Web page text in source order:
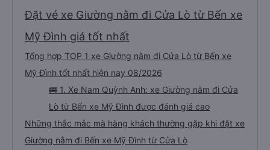
Đặt vé xe Giường nằm đi Cửa Lò từ Bến xe
Mỹ Đình giá tốt nhất
Tổng hợp TOP 1 xe Giường nằm đi Cửa Lò từ Bến xe
Mỹ Đình tốt nhất hiện nay 08/2026
🚌 1. Xe Nam Quỳnh Anh: xe Giường nằm đi Cửa
Lò từ Bến xe Mỹ Đình được đánh giá cao
Những thắc mắc mà hàng khách thường gặp khi đặt xe
Giường nằm đi Bến xe Mỹ Đình từ Cửa Lò